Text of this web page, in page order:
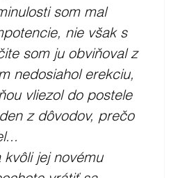
som mal
nie však s
som ju obviňoval z
nedosiahol erekciu,
vliezol do postele
z dôvodov, prečo
kvôli jej novému